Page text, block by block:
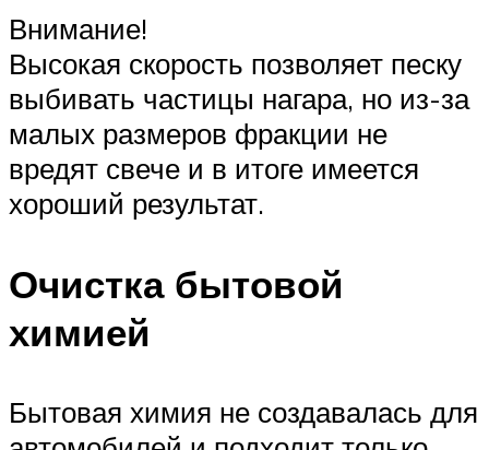
Внимание!
Высокая скорость позволяет песку
выбивать частицы нагара, но из-за
малых размеров фракции не
вредят свече и в итоге имеется
хороший результат.
Очистка бытовой
химией
Бытовая химия не создавалась для